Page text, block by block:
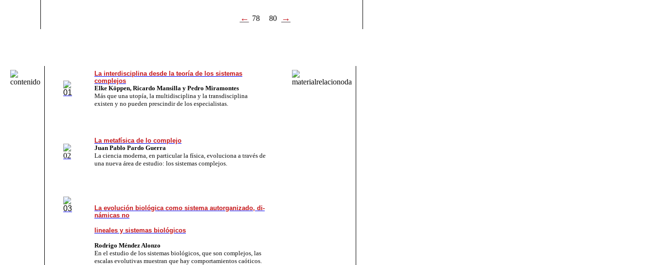
← 78 80 →
La interdisciplina desde la teoría de los sistemas
complejos
Elke Köppen, Ricardo Mansilla y Pedro Miramontes
Más que una utopía, la mul­ti­dis­ci­pli­na y la trans­dis­ci­pli­na
existen y no pueden pres­cin­dir de los es­pe­cia­lis­tas.
La metafísica de lo complejo
Juan Pablo Pardo Guerra
La cien­cia mo­der­na, en par­ti­cu­lar la fí­si­ca, evoluciona a través de
una nueva área de estudio: los sistemas complejos.
La evo­lu­ción bioló­gi­ca co­mo sis­te­ma au­tor­ga­niza­do, di­
ná­mi­cas no
li­nea­les y sis­temas bio­ló­gi­cos
Ro­dri­go Mén­dez Alon­zo
En el estudio de los sis­te­mas bio­ló­gi­co­s, que son complejos, las
escalas evolutivas muestran que hay comportamientos caóticos.